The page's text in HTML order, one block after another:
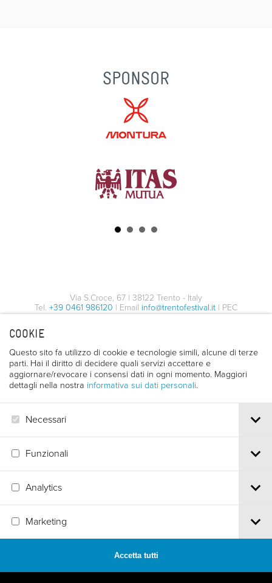
COOKIE
Questo sito fa utilizzo di cookie e tecnologie simili, alcune di terze
parti. Hai il diritto di decidere quali servizi accettare e
aggiornare/revocare i consensi dati in ogni momento. Maggiori
dettagli nella nostra informativa sui dati personali.
Necessari
Funzionali
Analytics
Marketing
Accetta tutti
SPONSOR
Via S.Croce, 67 | 38122 Trento - Italy
Tel. +39 0461 986120 | Email info@trentofestival.it | PEC
trentofilmfestival@pec.it